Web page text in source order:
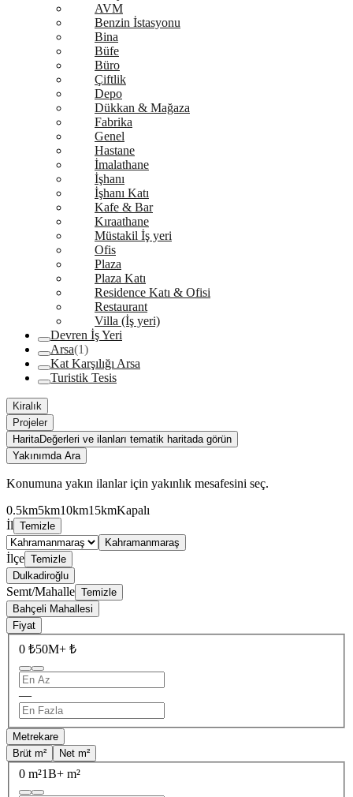
AVM
Benzin İstasyonu
Bina
Büfe
Büro
Çiftlik
Depo
Dükkan & Mağaza
Fabrika
Genel
Hastane
İmalathane
İşhanı
İşhanı Katı
Kafe & Bar
Kıraathane
Müstakil İş yeri
Ofis
Plaza
Plaza Katı
Residence Katı & Ofisi
Restaurant
Villa (İş yeri)
Devren İş Yeri
Arsa(1)
Kat Karşılığı Arsa
Turistik Tesis
Kiralık
Projeler
HaritaDeğerleri ve ilanları tematik haritada görün
Yakınımda Ara
Konumuna yakın ilanlar için yakınlık mesafesini seç.
0.5km5km10km15kmKapalı
İl Temizle
Kahramanmaraş
İlçe Temizle
Dulkadiroğlu
Semt/Mahalle Temizle
Bahçeli Mahallesi
Fiyat
0 ₺50M+ ₺
—
Metrekare
Brüt m²
Net m²
0 m²1B+ m²